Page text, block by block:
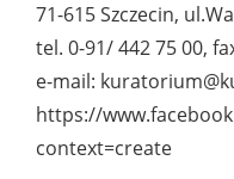
71-615 Szczecin,
tel. 0-91/ 442 75 00,
e-mail:
https://
context=create